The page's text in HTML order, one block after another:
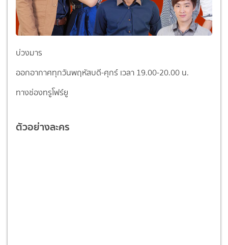
บ่วงมาร
ออกอากาศทุกวันพฤหัสบดี-ศุกร์ เวลา 19.00-20.00 น.
ทางช่องทรูโฟร์ยู
ตัวอย่างละคร